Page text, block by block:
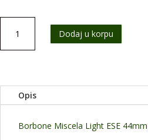
PROMOCIJA
Cialde
50
komada
Dodaj u korpu
Opis
Borbone Miscela Light ESE